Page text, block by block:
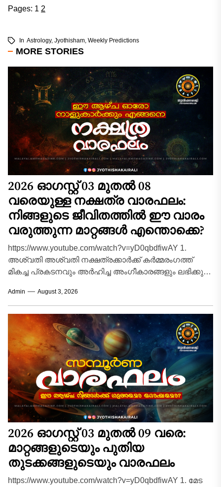
Pages: 1 2
In Astrology, Jyothisham, Weekly Predictions
MORE STORIES
2026 ഓഗസ്റ്റ് 03 മുതൽ 08
വരെയുള്ള നക്ഷത്ര വാരഫലം:
നിങ്ങളുടെ ജീവിതത്തിൽ ഈ വാരം
വരുത്തുന്ന മാറ്റങ്ങൾ എന്തൊക്കെ?
https://www.youtube.com/watch?v=yD0qbdfiwAY 1.
അശ്വതി അശ്വതി നക്ഷത്രക്കാർക്ക് കർമ്മരംഗത്ത്
മികച്ച പ്രകടനവും അർഹിച്ച അംഗീകാരങ്ങളും ലഭിക്കുന്ന
പദ്ധതികളും പുനരാരംഭിക്കാൻ സാധിക്കും.
സാമ്പത്തിക...
Admin August 3, 2026
2026 ഓഗസ്റ്റ് 03 മുതൽ 09 വരെ:
മാറ്റങ്ങളുടെയും പുതിയ
തുടക്കങ്ങളുടെയും വാരഫലം
https://www.youtube.com/watch?v=yD0qbdfiwAY 1. മേട